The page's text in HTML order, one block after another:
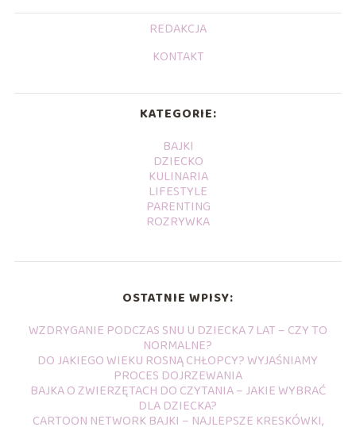
REDAKCJA
KONTAKT
KATEGORIE:
BAJKI
DZIECKO
KULINARIA
LIFESTYLE
PARENTING
ROZRYWKA
OSTATNIE WPISY:
WZDRYGANIE PODCZAS SNU U DZIECKA 7 LAT – CZY TO
NORMALNE?
DO JAKIEGO WIEKU ROSNĄ CHŁOPCY? WYJAŚNIAMY
PROCES DOJRZEWANIA
BAJKA O ZWIERZĘTACH DO CZYTANIA – JAKIE WYBRAĆ
DLA DZIECKA?
CARTOON NETWORK BAJKI – NAJLEPSZE KRESKÓWKI,